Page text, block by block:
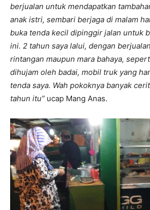
berjualan untuk mendapatkan
anak istri, sembari berjaga di malam
buka tenda kecil dipinggir jalan untuk
ini. 2 tahun saya lalui, dengan
rintangan maupun mara bahaya,
dihujam oleh badai, mobil truk yang
tenda saya. Wah pokoknya banyak
tahun itu” ucap Mang Anas.